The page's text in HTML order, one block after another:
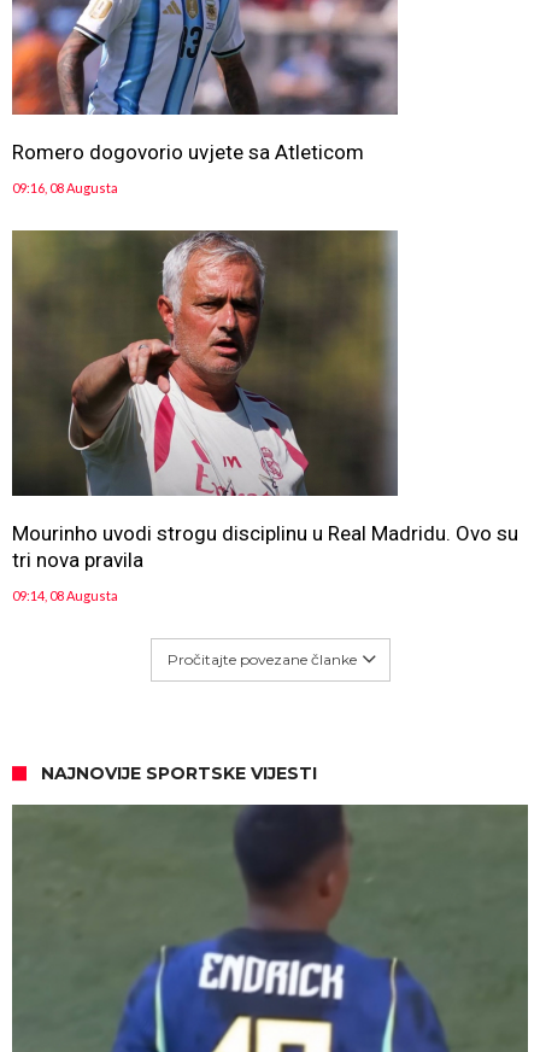
Romero dogovorio uvjete sa Atleticom
09:16, 08 Augusta
Mourinho uvodi strogu disciplinu u Real Madridu. Ovo su
tri nova pravila
09:14, 08 Augusta
Pročitajte povezane članke
NAJNOVIJE SPORTSKE VIJESTI